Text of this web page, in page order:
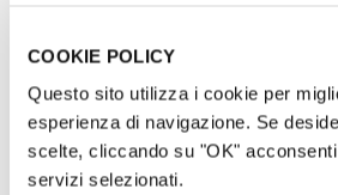
COOKIE POLICY
Questo sito utilizza i cookie per
esperienza di navigazione. Se
scelte, cliccando su "OK"
servizi selezionati.
A parte la voce isolata di Enrico
1885 nel suo primo volume di
rivoluzionari giustiziati “martiri